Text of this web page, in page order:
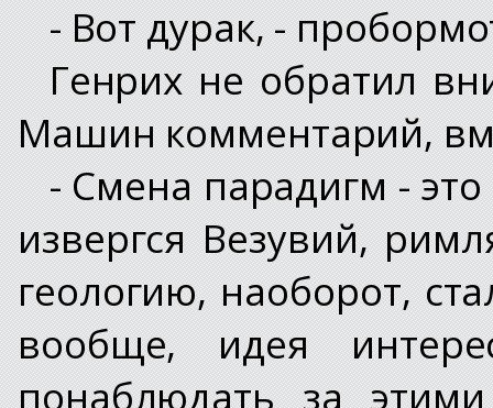
- Вот дурак, -
Генрих не обратил
Машин комментарий,
- Смена парадигм -
извергся Везувий,
геологию, наоборот,
вообще, идея
понаблюдать за